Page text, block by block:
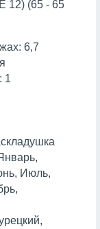
12) (65 - 65
6,7
1
Июль,